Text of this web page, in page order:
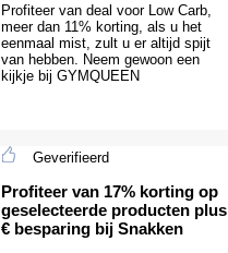
Profiteer van deal voor Low Carb,
meer dan 11% korting, als u het
eenmaal mist, zult u er altijd spijt
van hebben. Neem gewoon een
kijkje bij GYMQUEEN
Geverifieerd
Profiteer van 17% korting op
geselecteerde producten plus
€ besparing bij Snakken